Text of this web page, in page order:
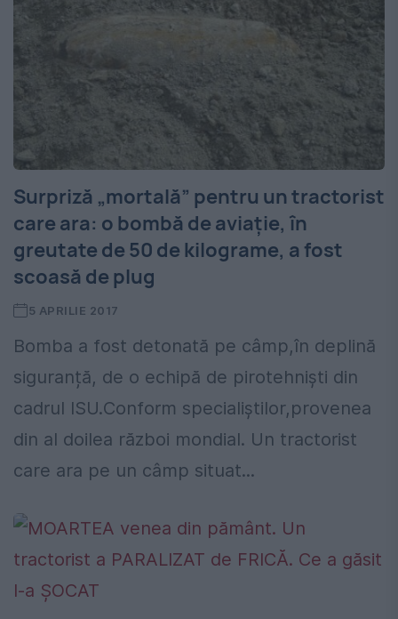
Surpriză „mortală” pentru un tractorist
care ara: o bombă de aviație, în
greutate de 50 de kilograme, a fost
scoasă de plug
5 APRILIE 2017
Bomba a fost detonată pe câmp,în deplină
siguranță, de o echipă de pirotehniști din
cadrul ISU.Conform specialiștilor,provenea
din al doilea război mondial. Un tractorist
care ara pe un câmp situat...